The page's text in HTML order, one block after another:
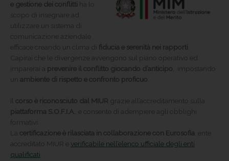
e gestione dei conflitti ha lo
scopo di insegnare ad
utilizzare un sistema di
comunicazione aziendale
efficace creando un clima di fiducia e serenità nei rapporti
Capirai che le divergenze avvengono sul piano operativo ed
imparerai a prevenire il conflitto giocando d’anticipo , impostando
un ambiente di rispetto e confronto proficuo
Il corso è riconosciuto dal MIUR grazie all’accreditamento sulla
piattaforma S.O.F.I.A. , e consente di adempiere agli obblighi
formativi.
La certificazione è rilasciata in collaborazione con Eurosofia , ente
accreditato MIUR e verificabile nell’elenco ufficiale degli enti
qualificati